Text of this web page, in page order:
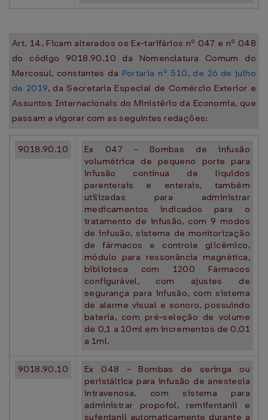
Art. 14. Ficam alterados os Ex-tarifários nº 047 e nº 048
do código 9018.90.10 da Nomenclatura Comum do
Mercosul, constantes da Portaria nº 510, de 26 de julho
de 2019, da Secretaria Especial de Comércio Exterior e
Assuntos Internacionais do Ministério da Economia, que
passam a vigorar com as seguintes redações:
9018.90.10
Ex 047 - Bombas de infusão
volumétrica de pequeno porte para
infusão contínua de líquidos
parenterais e enterais, também
utilizadas para administrar
medicamentos indicados para o
tratamento de infusão, com 9 modos
de infusão, sistema de monitorização
de fármacos e controle glicêmico,
módulo para ressonância magnética,
biblioteca com 1200 Fármacos
configurável, com ajustes de
segurança para infusão, com sistema
de alarme visual e sonoro, possuindo
bateria, com pré-seleção de volume
de 0,1 a 10ml em incrementos de 0,01
a 1ml.
9018.90.10
Ex 048 - Bombas de seringa ou
peristáltica para infusão de anestesia
intravenosa, com sistema para
administrar propofol, remifentanil e
sufentanil automaticamente durante a